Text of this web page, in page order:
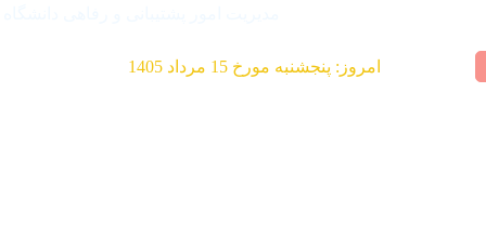
امروز: پنجشنبه مورخ 15 مرداد 1405